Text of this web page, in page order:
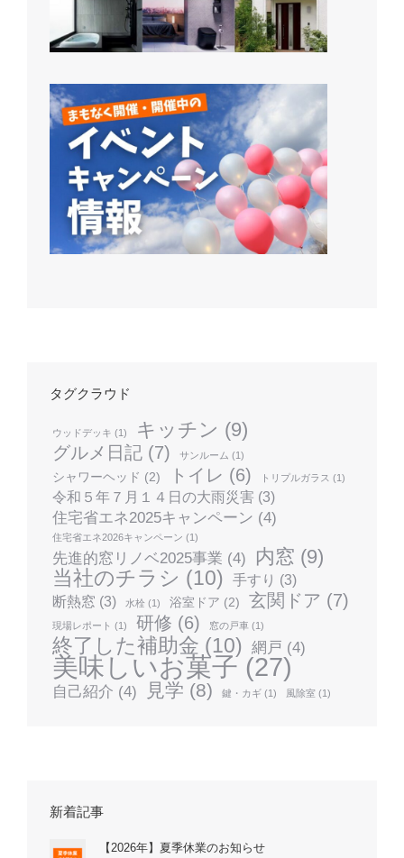
タグクラウド
ウッドデッキ (1) キッチン (9)
グルメ日記 (7) サンルーム (1)
シャワーヘッド (2) トイレ (6) トリプルガラス (1)
令和５年７月１４日の大雨災害 (3)
住宅省エネ2025キャンペーン (4)
住宅省エネ2026キャンペーン (1)
先進的窓リノベ2025事業 (4) 内窓 (9)
当社のチラシ (10) 手すり (3)
断熱窓 (3) 水栓 (1) 浴室ドア (2) 玄関ドア (7)
現場レポート (1) 研修 (6) 窓の戸車 (1)
終了した補助金 (10) 網戸 (4)
美味しいお菓子(27)
自己紹介 (4) 見学 (8) 鍵・カギ (1) 風除室 (1)
新着記事
【2026年】夏季休業のお知らせ